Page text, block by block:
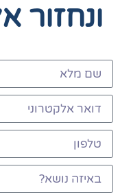
ונחזור